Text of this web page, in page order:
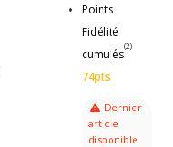
Points
Fidélité
cumulés
(2)
74pts
Dernier
article
disponible